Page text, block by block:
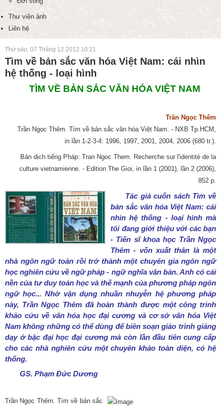
Thư viện ảnh
Liên hệ
Thứ sáu, 07 Tháng 12 2012 10:21
Tìm về bản sắc văn hóa Việt Nam: cái nhìn
hệ thống - loại hình
TÌM VỀ BẢN SẮC VĂN HÓA VIỆT NAM
Trần Ngọc Thêm
Trần Ngọc Thêm. Tìm về bản sắc văn hóa Việt Nam. - NXB Tp.HCM,
in lần 1-2-3-4: 1996, 1997, 2001, 2004, 2006 (680 tr.).
Bản dịch tiếng Pháp: Tran Ngoc Them. Recherche sur l'identité de la
culture vietnamienne. - Edition The Gioi, in lần 1 (2001), lần 2 (2006),
852 p.
Tác giả cuốn sách Tìm về
bản sắc văn hóa Việt Nam: cái
nhìn hệ thống - loại hình mà
tôi đang giới thiệu với các bạn
- Tiến sĩ khoa học Trần Ngọc
Thêm - vốn xuất thân là một
nhà ngôn ngữ toán rồi trở thành một chuyên gia ngôn ngữ
học nghiên cứu về ngữ pháp - ngữ nghĩa văn bản. Anh có cái
nền của tư duy toán học và thế mạnh của phương pháp ngôn
ngữ học... Nhờ vận dụng nhuần nhuyễn hệ phương pháp
này, Trần Ngọc Thêm đã hoàn thành được một công trình
khảo cứu về văn hóa học đại cương và cơ sở văn hóa Việt
Nam không những có thể dùng để biên soạn giáo trình giảng
dạy ở bậc đại học đại cương mà còn lần đầu tiên cung cấp
cho các nhà nghiên cứu một chuyên khảo toàn diện, có hệ
thống.
GS. Phạm Đức Dương
Trần Ngọc Thêm. Tìm về bản sắc